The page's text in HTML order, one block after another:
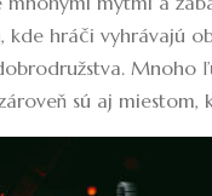
kde hráči vyhrávajú
Mnoho
sú aj